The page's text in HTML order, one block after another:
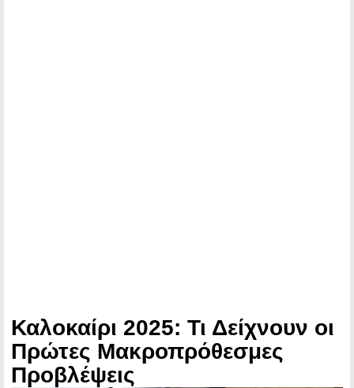
Καλοκαίρι 2025: Τι Δείχνουν οι
Πρώτες Μακροπρόθεσμες
Προβλέψεις